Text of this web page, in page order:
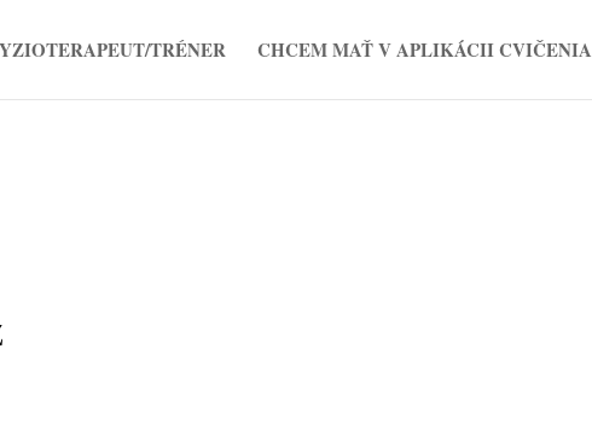
TRÉNER CHCEM MAŤ V APLIKÁCII CVIČENIA